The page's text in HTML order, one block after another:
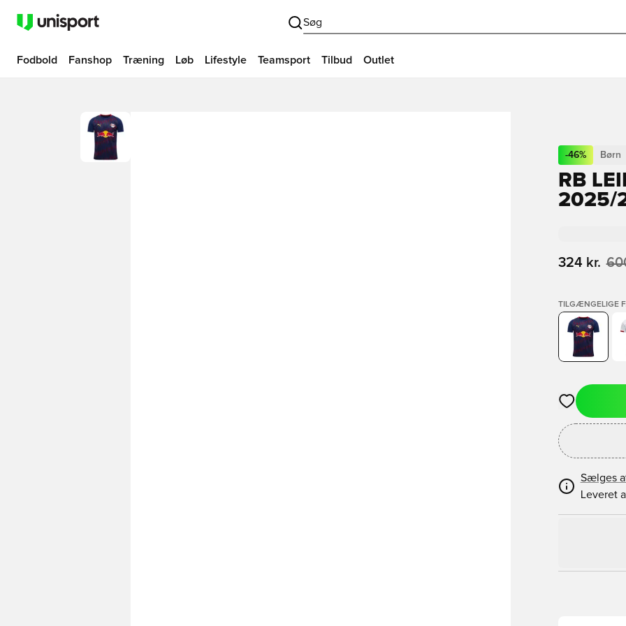
Søg
Fodbold Fanshop Træning Løb Lifestyle Teamsport Tilbud Outlet
-46% Børn
RB
2025/
324 kr.
TILGÆNGELIGE
Åbner en
Sælges
Leveret